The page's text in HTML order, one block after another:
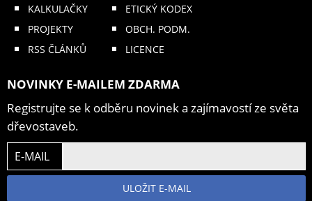
KALKULAČKY
PROJEKTY
RSS ČLÁNKŮ
ETICKÝ KODEX
OBCH. PODM.
LICENCE
NOVINKY E-MAILEM ZDARMA
Registrujte se k odběru novinek a zajímavostí ze světa
dřevostaveb.
E-MAIL
ULOŽIT E-MAIL